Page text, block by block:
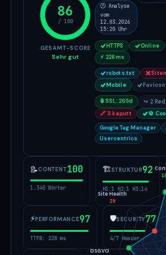
86
/ 100
GESAMT-SCORE
Sehr gut
🕐 Analyse
vom
12.03.2026
15:20 Uhr
HTTPS Online
⚡ 228ms
robots.txt
Mobile
Favicon
🔒 SSL: 265d
↪ 2
🔗 3 kaputt
🍪
Google Tag Manager
Usercentrics
📝CONTENT100
1.340 Wörter
🏗STRUKTUR92
H1:1 H2:1 H3:14
⚡PERFORMANCE97
TTFB: 228 ms
🛡SECURITY77
4/7 Header
DSGVO
Site Health
29